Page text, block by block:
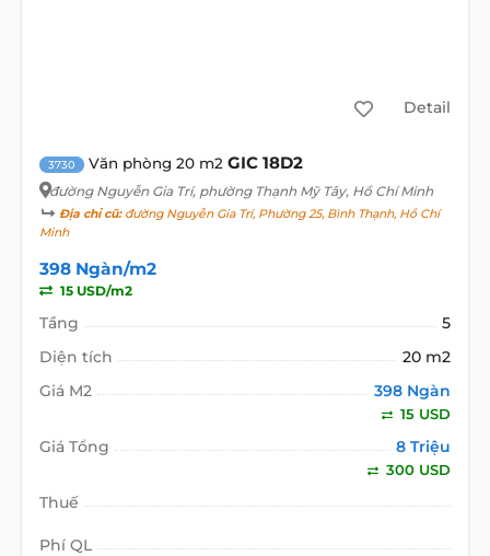
Detail
3730 Văn phòng 20 m2 GIC 18D2
đường Nguyễn Gia Trí, phường Thạnh Mỹ Tây, Hồ Chí Minh
Địa chỉ cũ:đường Nguyễn Gia Trí, Phường 25, Bình Thạnh, Hồ Chí
Minh
398 Ngàn/m2
15 USD/m2
Tầng
5
Diện tích
20 m2
Giá M2
398 Ngàn
15 USD
Giá Tổng 8 Triệu
300 USD
Thuế
Phí QL